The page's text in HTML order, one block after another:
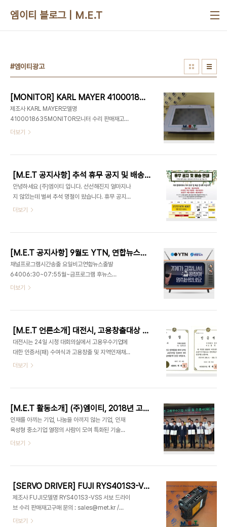
엠이티 블로그 | M.E.T
#엠이티광고
[MONITOR] KARL MAYER 4100018635 4100018635 / ㈜엠이티 눈깜짝1초가격
제조사 KARL MAYER모델명
4100018635MONITOR모니터 수리 판매재고
1670-8257산업 자동화장비 판매 수리 공장장비
현대 PLC 미쓰비시 엠이티 모니터수리 산업용중고
기계 PLC (주)엠이티 SANYODENKI 파나소닉모
터 FUJI 산업용모터수리 MITSUBISHI LCD모니
터수리 파워서플라이수리 야스카와 산요덴키 미쯔비
시인버터 자동화부품 인버터수리
더보기
[M.E.T 공지사항] 추석 휴무 공지 및 배송 안내, 풍요로운 추석 기간 빠르고 편리한 구매를 원하실 경우!
안녕하세요 (주)엠이티 입니다. 선선해진지 얼마지나
지 않았는데 벌써 추석 명절이 왔습니다. 휴무 공지와
배송안내 해드리니, 착오 없으시길 바랍니다. 배송마
희 엠이티는 9월 27일(목)부터 정상근무를 시작합
니다. 연휴기간 주문건은 9월 27일(목)부터 순차적
으로 발송됩니다. 고객님들의 양해부탁드리며, 가족
과 즐거운 명절 보내시길 바랍니다. 감사합니다. 구매
문의 : 1670-8257(내선1번) / sales@met.kr
repair@met.kr 풍요로운 추석기간 빠르고 편리한
더보기
[M.E.T 공지사항] 9월도 YTN, 연합뉴스와 함께하는 (주)엠이티
채널프로그램시간송출 요일비고연합뉴스출발
64006:30~07:55월~금프로그램 후뉴스
1918:20~19:50화, 목프로그램 후YTN이슈오늘
YTN2421:00~21:50토프로그램 전,후 랜덤 멀더
와 함께했던 무더운 여름도 지나가고 가을중 가을인
9월도~ (주)엠이티를 믿고 찾아주시는 고객님들께
8월보다 더 많은 멀더로 찾아가려고 합니다! 많은 관
심 부탁드립니다!! Panasonic, KEB 한국공식서비
SANYO DENKI 한국공식판매대리점 대표전화 :
더보기
[M.E.T 언론소개] 대전시, 고용창출대상 시상 및 고용우수기업 인증서 수여
대전시는 24일 시청 대회의실에서 고용우수기업에
대한 인증서(패) 수여식과 고용창출 및 지역인재채용
대상 시상식을 가졌다. 고용우수기업 인증서는 지난
됐다. 올해 고용창출대상 최우수는 ㈜플랜아이, 우
수는 주식회사 엠이티, 장려(고용창출 부문)는 ㈜이
노솔루텍, 장려(지역인재채용 부문)은 주식회사 플라
즈맵이 각각 수상했다. 고용우수기업으로 선정된 기
업들은 어려운 경제 여건 속에서도 지역인재를 고용
론, 사회공헌 활동에도 활발한 기업들이다. 허태정 대
역 청년들에게 일자..
더보기
[M.E.T 활동소개] (주)엠이티, 2018년 고용우수기업 시상 및 인증서(패) 수여
인재를 아끼는 기업, 나눔을 아끼지 않는 기업, 인재
육성형 중소기업 열정의 사람이 모여 특화된 기술력
으로 성장한 주식회사 엠이티! (주)엠이티는 24일 대
출 대상, 우수상을 수상한 (주)엠이티! 지속적인 일자
리 창출을 통해 청년들에게 희망을 줄 수 있도록 (주)
엠이티 김영상 대표의 철학으로 청년 인재를 기다리
며 직원들에게 좋은 회사로 성장하겠습니다!
더보기
[SERVO DRIVER] FUJI RYS401S3-VSS RYS401S3VSS 후지 기술전문기업 (주)엠이티 MET 대전엠이티
제조사 FUJI모델명 RYS401S3-VSS 서보 드라이
브 수리 판매재고구매 문의 : sales@met.kr /
1670-8257(1)수리 문의 : repair@met.kr /
더보기